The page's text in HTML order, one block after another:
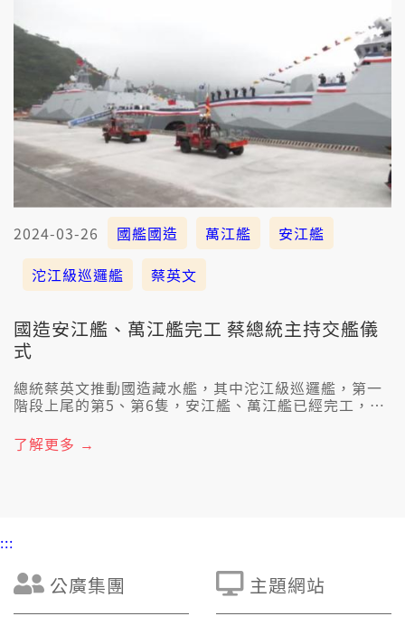
2024-03-26 國艦國造 萬江艦
安江艦
沱江級巡邏艦
蔡英文
國造安江艦、萬江艦完工 蔡總統主持交艦儀
式
總統蔡英文推動國造藏水艦，其中沱江級巡邏艦，第一
階段上尾的第5、第6隻，安江艦、萬江艦已經完工，總
了解更多 →
:::
公廣集團 主題網站